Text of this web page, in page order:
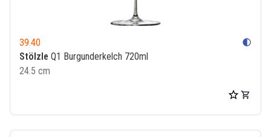
39.40 contrast
Stölzle Q1 Burgunderkelch 720ml
24.5 cm